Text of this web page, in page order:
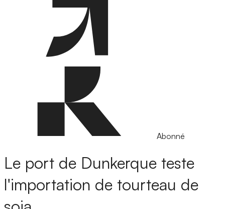
Abonné
Le port de Dunkerque teste
l'importation de tourteau de